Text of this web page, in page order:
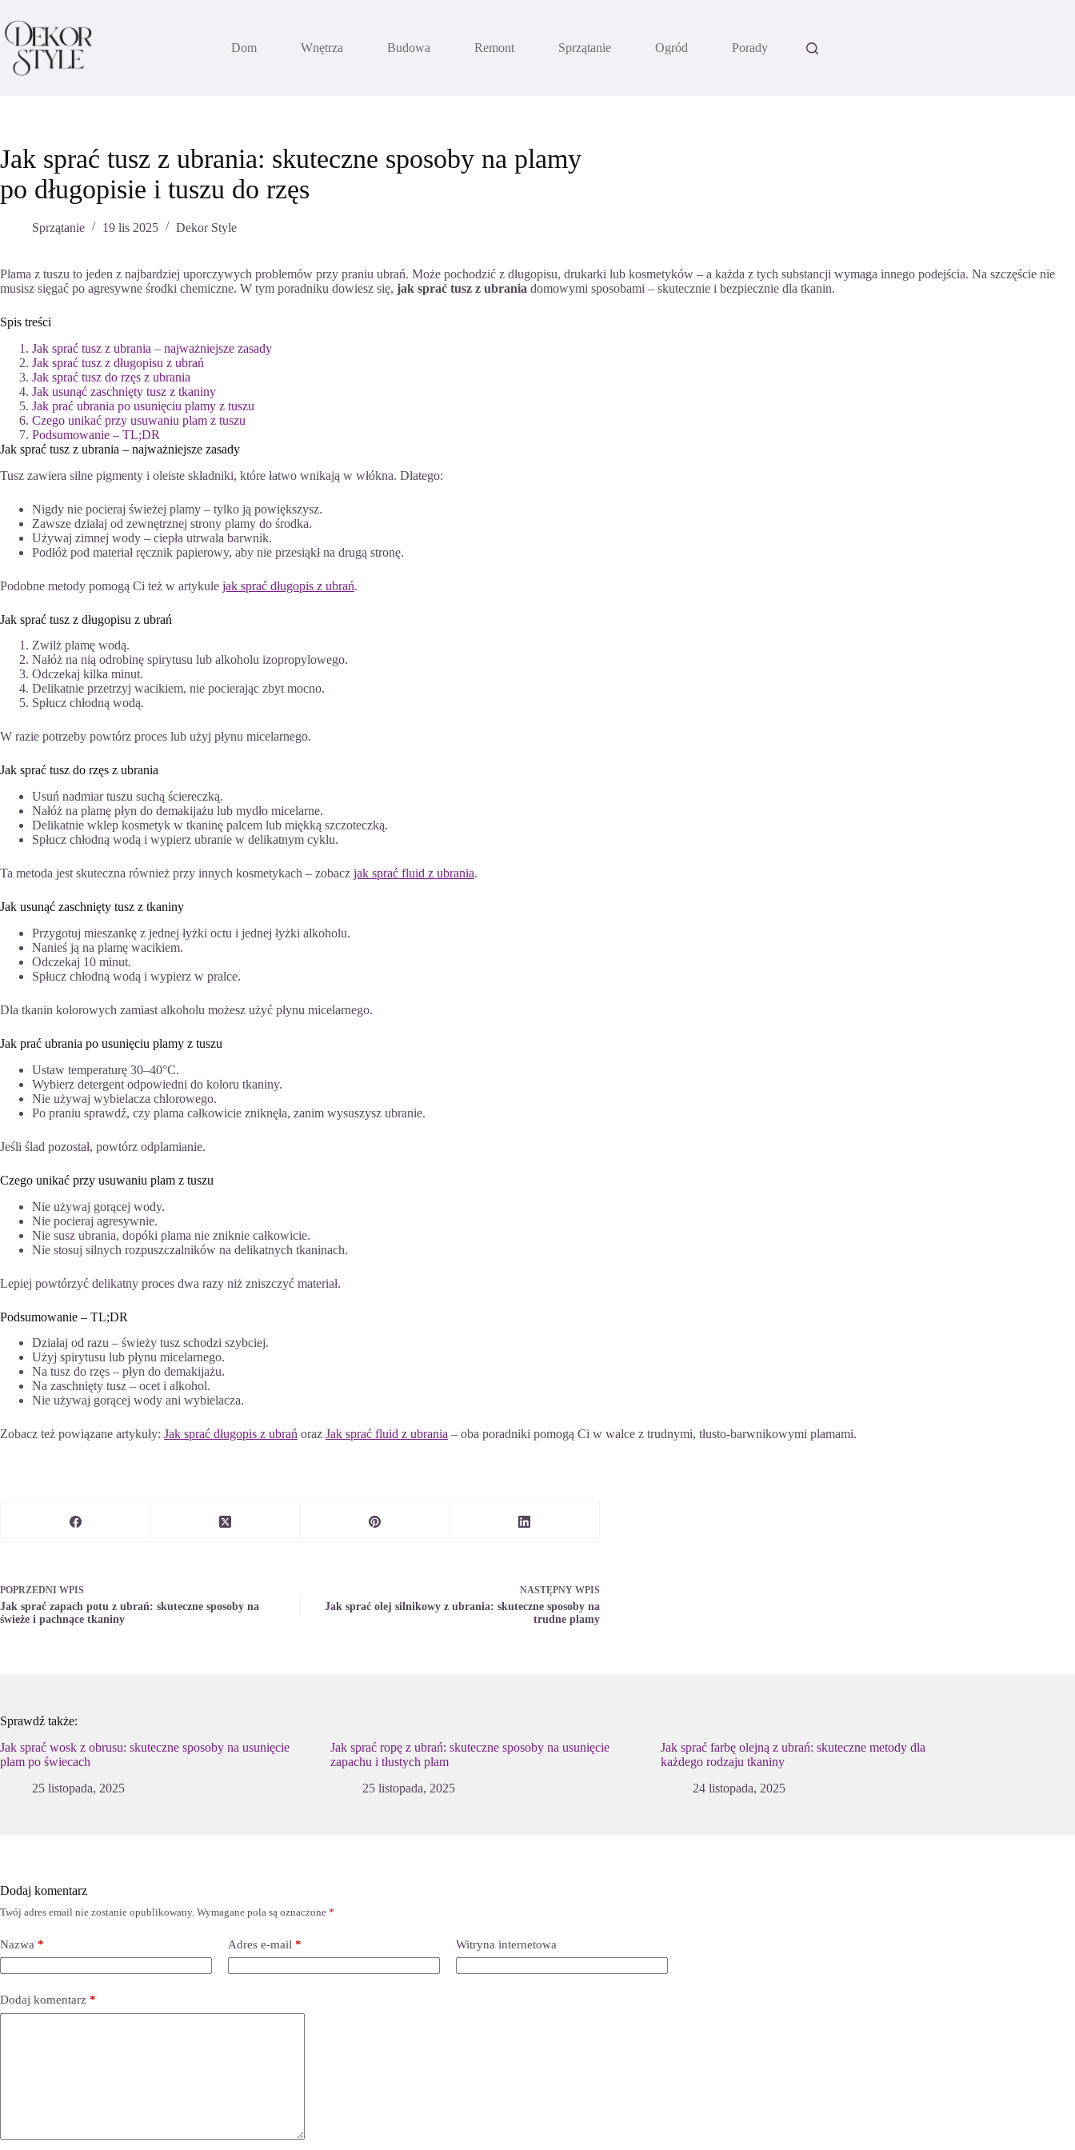
do
treści
Dom
Wnętrza Budowa Remont Sprzątanie Ogród Porady
Jak sprać tusz z ubrania: skuteczne sposoby na plamy
po długopisie i tuszu do rzęs
Sprzątanie 19 lis 2025 Dekor Style
Plama z tuszu to jeden z najbardziej uporczywych problemów przy praniu ubrań. Może pochodzić z długopisu, drukarki lub kosmetyków – a każda z tych substancji wymaga innego podejścia. Na szczęście nie
musisz sięgać po agresywne środki chemiczne. W tym poradniku dowiesz się, jak sprać tusz z ubrania domowymi sposobami – skutecznie i bezpiecznie dla tkanin.
Spis treści
Jak sprać tusz z ubrania – najważniejsze zasady
Jak sprać tusz z długopisu z ubrań
Jak sprać tusz do rzęs z ubrania
Jak usunąć zaschnięty tusz z tkaniny
Jak prać ubrania po usunięciu plamy z tuszu
Czego unikać przy usuwaniu plam z tuszu
Podsumowanie – TL;DR
Jak sprać tusz z ubrania – najważniejsze zasady
Tusz zawiera silne pigmenty i oleiste składniki, które łatwo wnikają w włókna. Dlatego:
Nigdy nie pocieraj świeżej plamy – tylko ją powiększysz.
Zawsze działaj od zewnętrznej strony plamy do środka.
Używaj zimnej wody – ciepła utrwala barwnik.
Podłóż pod materiał ręcznik papierowy, aby nie przesiąkł na drugą stronę.
Podobne metody pomogą Ci też w artykule jak sprać długopis z ubrań.
Jak sprać tusz z długopisu z ubrań
Zwilż plamę wodą.
Nałóż na nią odrobinę spirytusu lub alkoholu izopropylowego.
Odczekaj kilka minut.
Delikatnie przetrzyj wacikiem, nie pocierając zbyt mocno.
Spłucz chłodną wodą.
W razie potrzeby powtórz proces lub użyj płynu micelarnego.
Jak sprać tusz do rzęs z ubrania
Usuń nadmiar tuszu suchą ściereczką.
Nałóż na plamę płyn do demakijażu lub mydło micelarne.
Delikatnie wklep kosmetyk w tkaninę palcem lub miękką szczoteczką.
Spłucz chłodną wodą i wypierz ubranie w delikatnym cyklu.
Ta metoda jest skuteczna również przy innych kosmetykach – zobacz jak sprać fluid z ubrania.
Jak usunąć zaschnięty tusz z tkaniny
Przygotuj mieszankę z jednej łyżki octu i jednej łyżki alkoholu.
Nanieś ją na plamę wacikiem.
Odczekaj 10 minut.
Spłucz chłodną wodą i wypierz w pralce.
Dla tkanin kolorowych zamiast alkoholu możesz użyć płynu micelarnego.
Jak prać ubrania po usunięciu plamy z tuszu
Ustaw temperaturę 30–40°C.
Wybierz detergent odpowiedni do koloru tkaniny.
Nie używaj wybielacza chlorowego.
Po praniu sprawdź, czy plama całkowicie zniknęła, zanim wysuszysz ubranie.
Jeśli ślad pozostał, powtórz odplamianie.
Czego unikać przy usuwaniu plam z tuszu
Nie używaj gorącej wody.
Nie pocieraj agresywnie.
Nie susz ubrania, dopóki plama nie zniknie całkowicie.
Nie stosuj silnych rozpuszczalników na delikatnych tkaninach.
Lepiej powtórzyć delikatny proces dwa razy niż zniszczyć materiał.
Podsumowanie – TL;DR
Działaj od razu – świeży tusz schodzi szybciej.
Użyj spirytusu lub płynu micelarnego.
Na tusz do rzęs – płyn do demakijażu.
Na zaschnięty tusz – ocet i alkohol.
Nie używaj gorącej wody ani wybielacza.
Zobacz też powiązane artykuły: Jak sprać długopis z ubrań oraz Jak sprać fluid z ubrania – oba poradniki pomogą Ci w walce z trudnymi, tłusto-barwnikowymi plamami.
POPRZEDNI WPIS
Jak sprać zapach potu z ubrań: skuteczne sposoby na
świeże i pachnące tkaniny
NASTĘPNY WPIS
Jak sprać olej silnikowy z ubrania: skuteczne sposoby na
trudne plamy
Sprawdź także:
Jak sprać wosk z obrusu: skuteczne sposoby na usunięcie
plam po świecach
25 listopada, 2025
Jak sprać ropę z ubrań: skuteczne sposoby na usunięcie
zapachu i tłustych plam
25 listopada, 2025
Jak sprać farbę olejną z ubrań: skuteczne metody dla
każdego rodzaju tkaniny
24 listopada, 2025
Dodaj komentarz
Twój adres email nie zostanie opublikowany. Wymagane pola są oznaczone *
Nazwa * Adres e-mail * Witryna internetowa
Dodaj komentarz *